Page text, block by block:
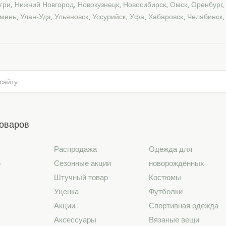
Нижний Новгород Новокузнецк Новосибирск Омск Оренбург,
Улан-Удэ Ульяновск Уссурийск Уфа Хабаровск Челябинск
Распродажа
Сезонные акции
Штучный товар
Уценка
Акции
Аксессуары
Одежда для
новорождённых
Костюмы
Футболки
Спортивная одежда
Вязаные вещи